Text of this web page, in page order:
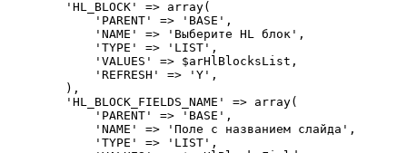
        'HL_BLOCK' => array(
            'PARENT' => 'BASE',
            'NAME' => 'Выберите HL блок',
            'TYPE' => 'LIST',
            'VALUES' => $arHlBlocksList,
            'REFRESH' => 'Y',
        ),
        'HL_BLOCK_FIELDS_NAME' => array(
            'PARENT' => 'BASE',
            'NAME' => 'Поле с названием слайда',
            'TYPE' => 'LIST',